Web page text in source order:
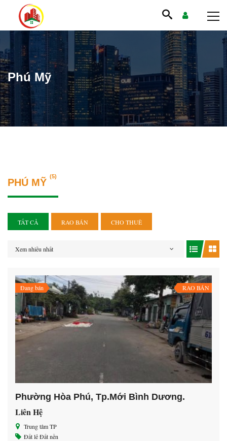
Phú Mỹ
PHÚ MỸ
(5)
TẤT CẢ RAO BÁN CHO THUÊ
Xem nhiều nhất
Đang bán RAO BÁN
Phường Hòa Phú, Tp.Mới Bình Dương.
Liên Hệ
Trung tâm TP
Đất lẻĐất nền